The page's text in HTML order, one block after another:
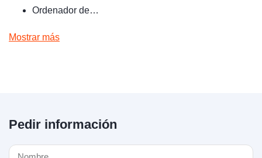
Ordenador de…
Mostrar más
Pedir información